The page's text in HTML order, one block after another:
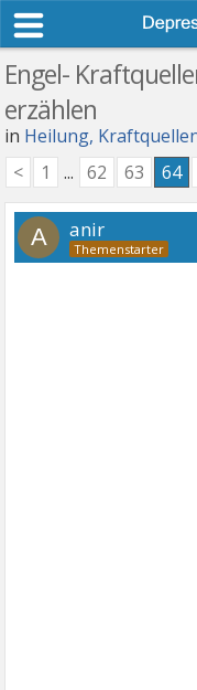
Engel-
erzählen
in Heilung,
< 1 ... 62 63 64
A anir